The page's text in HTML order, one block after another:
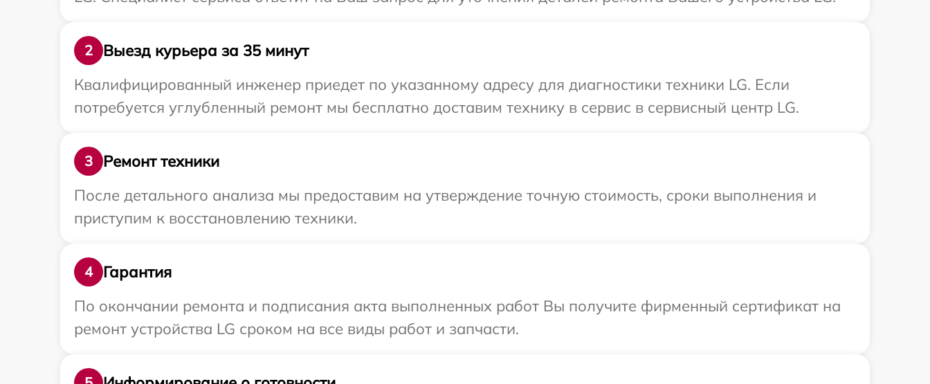
2
Выезд курьера за 35 минут
Квалифицированный инженер приедет по указанному адресу для диагностики техники LG. Если
потребуется углубленный ремонт мы бесплатно доставим технику в сервис в сервисный центр LG.
3
Ремонт техники
После детального анализа мы предоставим на утверждение точную стоимость, сроки выполнения и
приступим к восстановлению техники.
4
Гарантия
По окончании ремонта и подписания акта выполненных работ Вы получите фирменный сертификат на
ремонт устройства LG сроком на все виды работ и запчасти.